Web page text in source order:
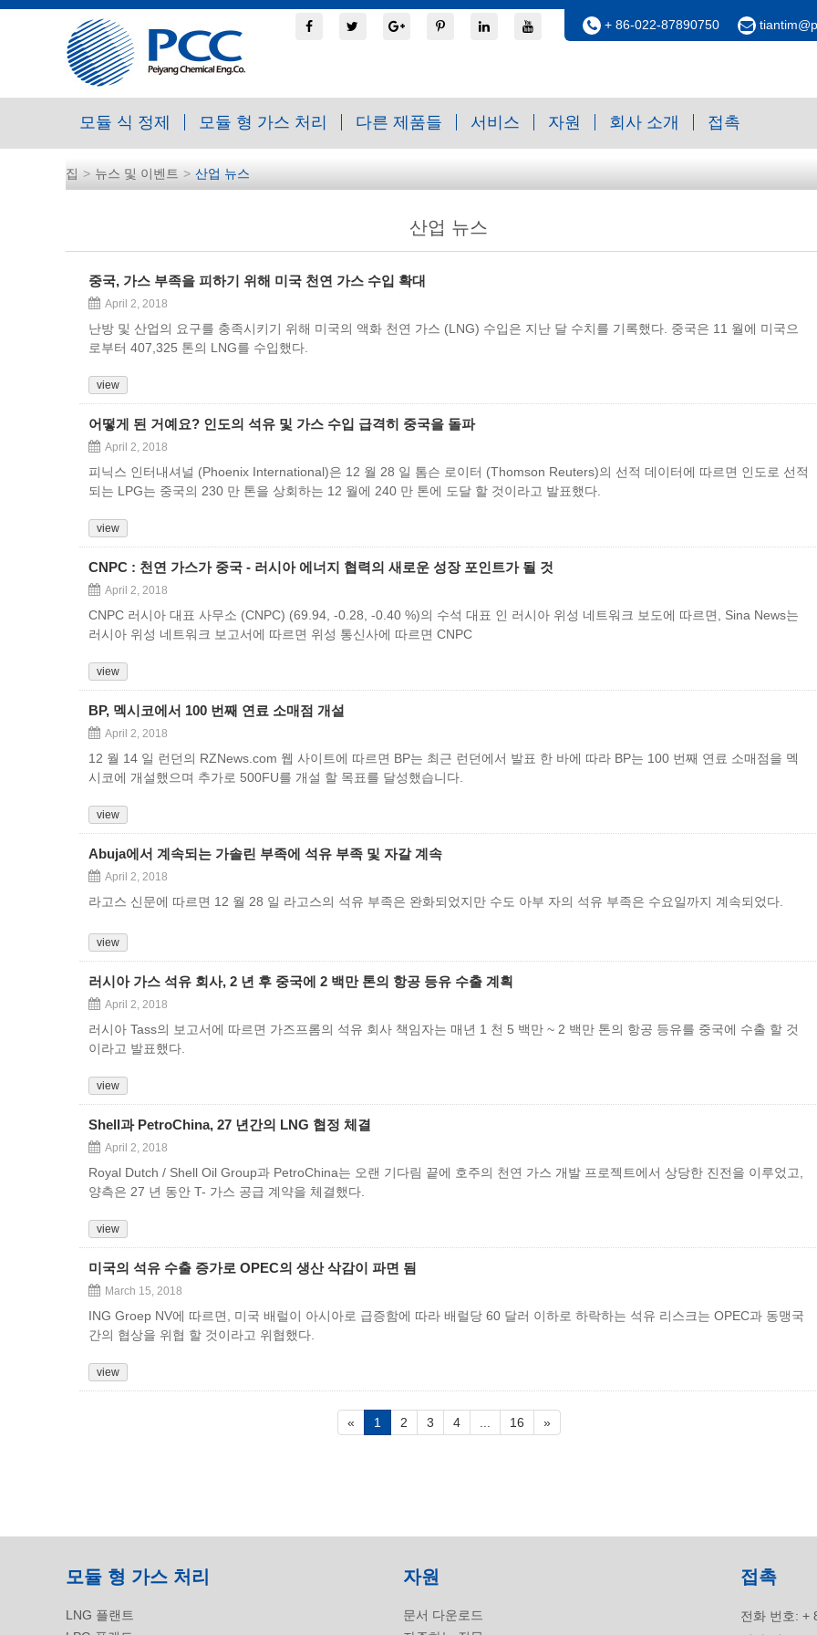
+ 86-022-87890750
모듈 식 정제 모듈 형 가스 처리 다른 제품들 서비스 자원 회사 소개 접촉
집 뉴스 및 이벤트 산업 뉴스
산업 뉴스
중국, 가스 부족을 피하기 위해 미국 천연 가스 수입 확대
April 2, 2018
난방 및 산업의 요구를 충족시키기 위해 미국의 액화 천연 가스 (LNG) 수입은 지난 달 수치를 기록했다. 중국은 11 월에 미국으
로부터 407,325 톤의 LNG를 수입했다.
view
어떻게 된 거예요? 인도의 석유 및 가스 수입 급격히 중국을 돌파
April 2, 2018
피닉스 인터내셔널 (Phoenix International)은 12 월 28 일 톰슨 로이터 (Thomson Reuters)의 선적 데이터에 따르면 인도로 선적
되는 LPG는 중국의 230 만 톤을 상회하는 12 월에 240 만 톤에 도달 할 것이라고 발표했다.
view
CNPC : 천연 가스가 중국 - 러시아 에너지 협력의 새로운 성장 포인트가 될 것
April 2, 2018
CNPC 러시아 대표 사무소 (CNPC) (69.94, -0.28, -0.40 %)의 수석 대표 인 러시아 위성 네트워크 보도에 따르면, Sina News는
러시아 위성 네트워크 보고서에 따르면 위성 통신사에 따르면 CNPC
view
BP, 멕시코에서 100 번째 연료 소매점 개설
April 2, 2018
12 월 14 일 런던의 RZNews.com 웹 사이트에 따르면 BP는 최근 런던에서 발표 한 바에 따라 BP는 100 번째 연료 소매점을 멕
시코에 개설했으며 추가로 500FU를 개설 할 목표를 달성했습니다.
view
Abuja에서 계속되는 가솔린 부족에 석유 부족 및 자갈 계속
April 2, 2018
라고스 신문에 따르면 12 월 28 일 라고스의 석유 부족은 완화되었지만 수도 아부 자의 석유 부족은 수요일까지 계속되었다.
view
러시아 가스 석유 회사, 2 년 후 중국에 2 백만 톤의 항공 등유 수출 계획
April 2, 2018
러시아 Tass의 보고서에 따르면 가즈프롬의 석유 회사 책임자는 매년 1 천 5 백만 ~ 2 백만 톤의 항공 등유를 중국에 수출 할 것
이라고 발표했다.
view
Shell과 PetroChina, 27 년간의 LNG 협정 체결
April 2, 2018
Royal Dutch / Shell Oil Group과 PetroChina는 오랜 기다림 끝에 호주의 천연 가스 개발 프로젝트에서 상당한 진전을 이루었고,
양측은 27 년 동안 T- 가스 공급 계약을 체결했다.
view
미국의 석유 수출 증가로 OPEC의 생산 삭감이 파면 됨
March 15, 2018
ING Groep NV에 따르면, 미국 배럴이 아시아로 급증함에 따라 배럴당 60 달러 이하로 하락하는 석유 리스크는 OPEC과 동맹국
간의 협상을 위협 할 것이라고 위협했다.
view
« 1 2 3 4 16 »
모듈 형 가스 처리
LNG 플랜트
자원
문서 다운로드
접촉
전화 번호: +